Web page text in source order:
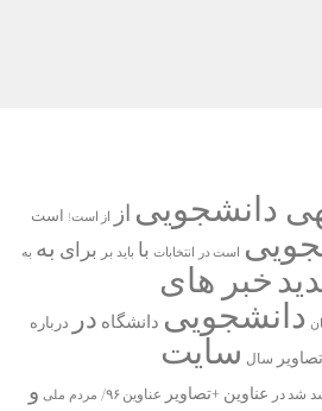
دانشجویی از از است! است
است در انتخابات با باید بر برای به به
خبر های
دانشجویی دانشگاه در درباره
سال سایت
شد در عناوین +تصاویر عناوین ۹۶/ مردم ملی و